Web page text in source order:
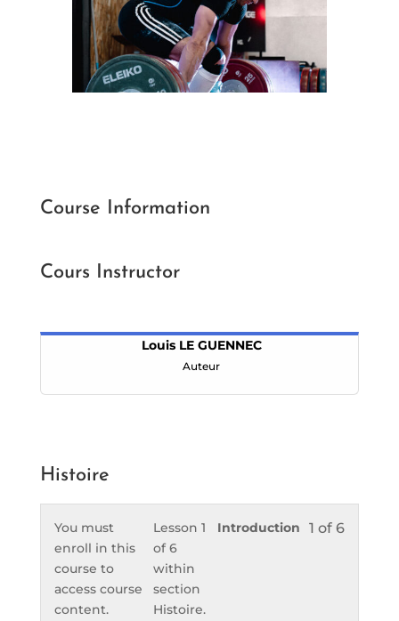
Course Information
Cours Instructor
Louis LE GUENNEC
Auteur
Histoire
1 of 6
Introduction
Lesson 1
of 6
within
section
Histoire.
You must
enroll in this
course to
access course
content.